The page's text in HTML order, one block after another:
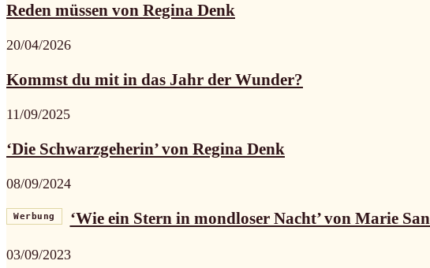
Reden müssen von Regina Denk
20/04/2026
Kommst du mit in das Jahr der Wunder?
11/09/2025
‘Die Schwarzgeherin’ von Regina Denk
08/09/2024
Werbung ‘Wie ein Stern in mondloser Nacht’ von Marie
03/09/2023